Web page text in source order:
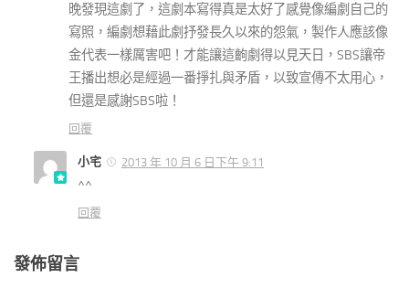
晚發現這劇了，這劇本寫得真是太好了感覺像編劇自己的
寫照，編劇想藉此劇抒發長久以來的怨氣，製作人應該像
金代表一樣厲害吧！才能讓這齣劇得以見天日，SBS讓帝
王播出想必是經過一番掙扎與矛盾，以致宣傳不太用心，
但還是感謝SBS啦！
回覆
小宅 2013 年 10 月 6 日下午 9:11
^^
回覆
發佈留言